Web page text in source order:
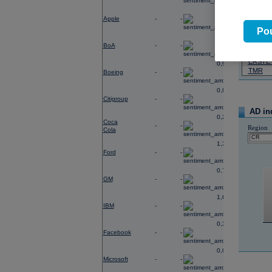
Apple - -
BoA - -
Boeing - -
0,96
Citigroup - -
0,88
Coca
Cola
- -
0,23
Ford - -
1,38
GM - -
0,74
IBM - -
1,65
Facebook - -
0,37
Microsoft - -
0,03
Název
ČEZ
ERSTE
TMR
AD
Region